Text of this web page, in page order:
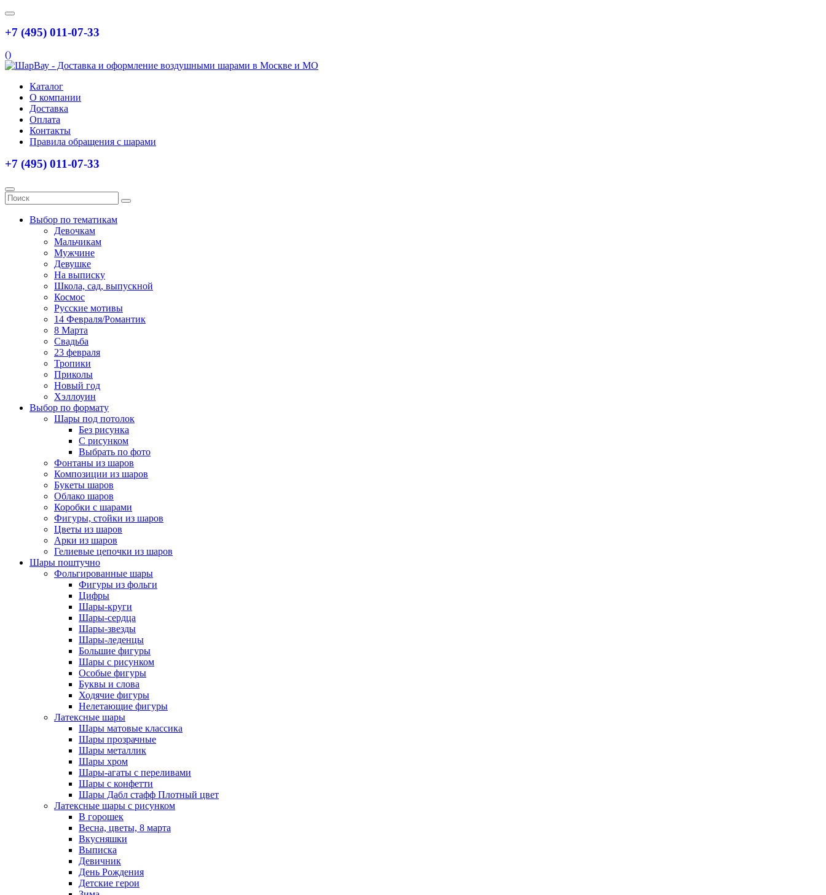
+7 (495) 011-07-33
()
Каталог
О компании
Доставка
Оплата
Контакты
Правила обращения с шарами
+7 (495) 011-07-33
Выбор по тематикам
Девочкам
Мальчикам
Мужчине
Девушке
На выписку
Школа, сад, выпускной
Космос
Русские мотивы
14 Февраля/Романтик
8 Марта
Свадьба
23 февраля
Тропики
Приколы
Новый год
Хэллоуин
Выбор по формату
Шары под потолок
Без рисунка
С рисунком
Выбрать по фото
Фонтаны из шаров
Композиции из шаров
Букеты шаров
Облако шаров
Коробки с шарами
Фигуры, стойки из шаров
Цветы из шаров
Арки из шаров
Гелиевые цепочки из шаров
Шары поштучно
Фольгированные шары
Фигуры из фольги
Цифры
Шары-круги
Шары-сердца
Шары-звезды
Шары-леденцы
Большие фигуры
Шары с рисунком
Особые фигуры
Буквы и слова
Ходячие фигуры
Нелетающие фигуры
Латексные шары
Шары матовые классика
Шары прозрачные
Шары металлик
Шары хром
Шары-агаты с переливами
Шары с конфетти
Шары Дабл стафф Плотный цвет
Латексные шары с рисунком
В горошек
Весна, цветы, 8 марта
Вкусняшки
Выписка
Девичник
День Рождения
Детские герои